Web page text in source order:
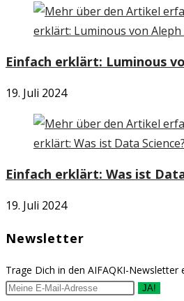
Einfach erklärt: Luminous
19. Juli 2024
Einfach erklärt: Was ist
19. Juli 2024
Newsletter
Trage Dich in den AIFAQKI-Newsletter
JA!